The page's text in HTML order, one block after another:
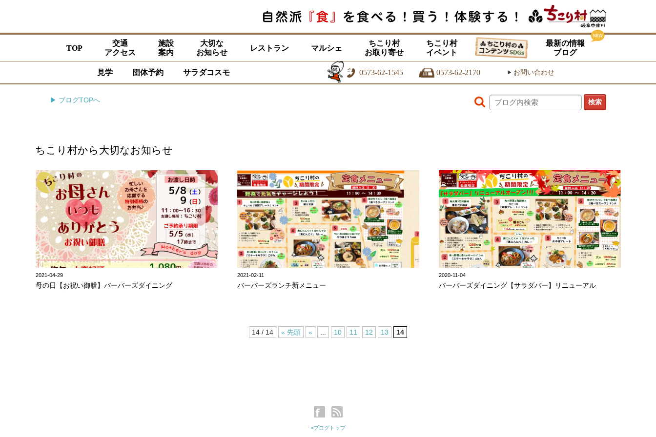
TOP
交通
アクセス
施設
案内
大切な
お知らせ
レストラン マルシェ
ちこり村
お取り寄せ
ちこり村
イベント
最新の情報
ブログ
見学 団体予約 サラダコスモ 0573-62-1545 0573-62-2170 ▶ お問い合わせ
▶ ブログTOPへ
ちこり村から大切なお知らせ
2021-04-29
母の日【お祝い御膳】バーバーズダイニング
2021-02-11
バーバーズランチ新メニュー
2020-11-04
バーバーズダイニング【サラダバー】リニューアル
14 / 14 « 先頭 « 10 11 12 13 14
>ブログトップ